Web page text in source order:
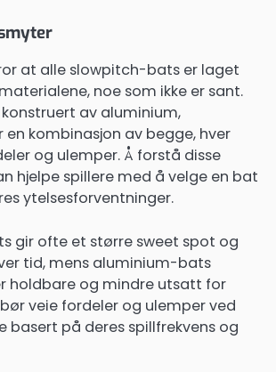
at alle slowpitch-bats er laget
noe som ikke er sant.
av aluminium,
kombinasjon av begge, hver
og ulemper. Å forstå disse
hjelpe spillere med å velge en bat
ytelsesforventninger.
gir ofte et større sweet spot og
tid, mens aluminium-bats
holdbare og mindre utsatt for
veie fordeler og ulemper ved
basert på deres spillfrekvens og